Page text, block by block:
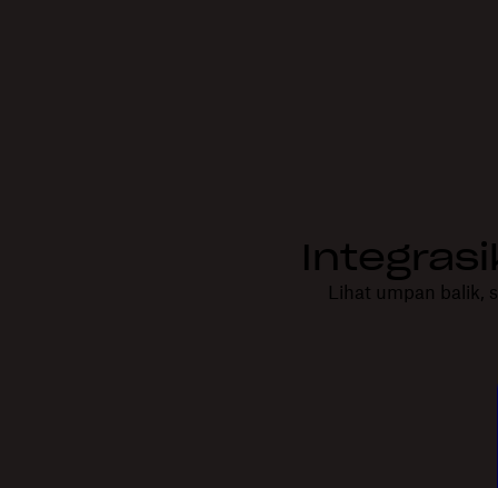
Lihat umpan balik,